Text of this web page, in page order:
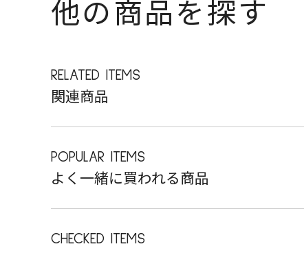
他の商品を探す
RELATED ITEMS
関連商品
POPULAR ITEMS
よく一緒に買われる商品
CHECKED ITEMS